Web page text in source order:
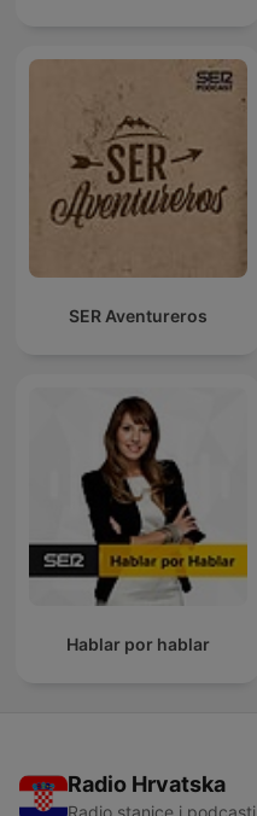
SER Aventureros
Hablar por hablar
Radio Hrvatska